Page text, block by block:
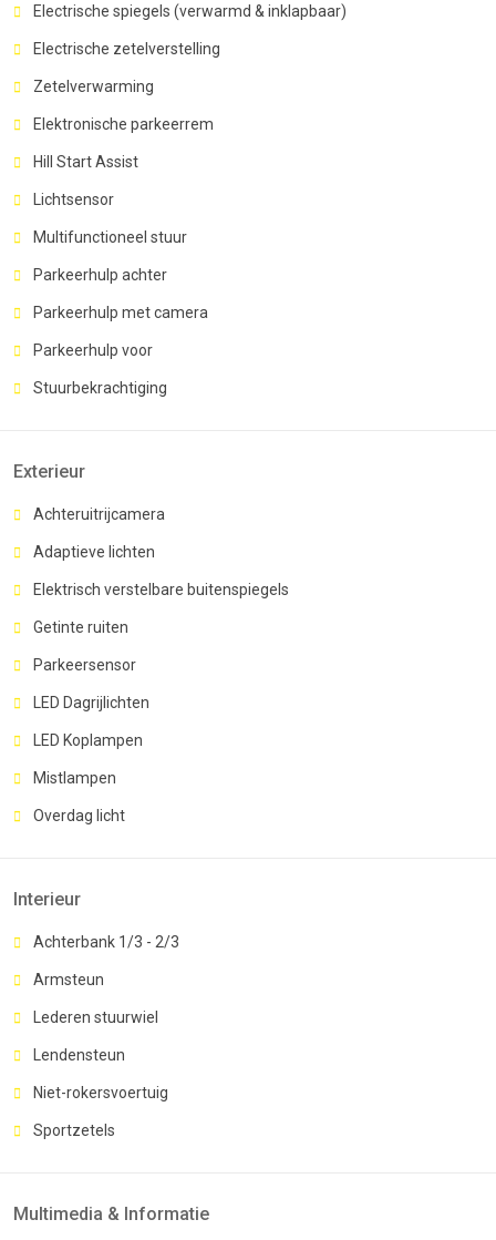
Electrische spiegels (verwarmd & inklapbaar)
Electrische zetelverstelling
Zetelverwarming
Elektronische parkeerrem
Hill Start Assist
Lichtsensor
Multifunctioneel stuur
Parkeerhulp achter
Parkeerhulp met camera
Parkeerhulp voor
Stuurbekrachtiging
Exterieur
Achteruitrijcamera
Adaptieve lichten
Elektrisch verstelbare buitenspiegels
Getinte ruiten
Parkeersensor
LED Dagrijlichten
LED Koplampen
Mistlampen
Overdag licht
Interieur
Achterbank 1/3 - 2/3
Armsteun
Lederen stuurwiel
Lendensteun
Niet-rokersvoertuig
Sportzetels
Multimedia & Informatie